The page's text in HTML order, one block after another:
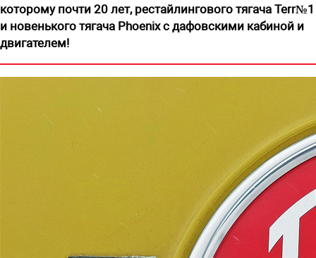
которому почти 20 лет, рестайлингового тягача Terr№1
и новенького тягача Phoenix с дафовскими кабиной и
двигателем!